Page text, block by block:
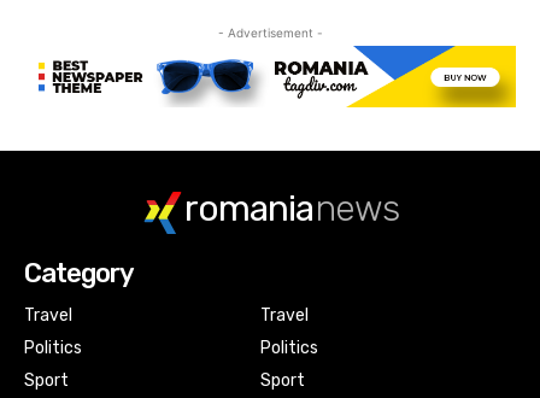
- Advertisement -
romanianews
Category
Travel
Politics
Sport
Travel
Politics
Sport